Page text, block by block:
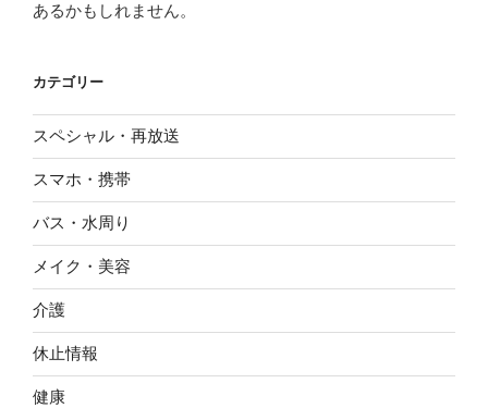
あるかもしれません。
カテゴリー
スペシャル・再放送
スマホ・携帯
バス・水周り
メイク・美容
介護
休止情報
健康